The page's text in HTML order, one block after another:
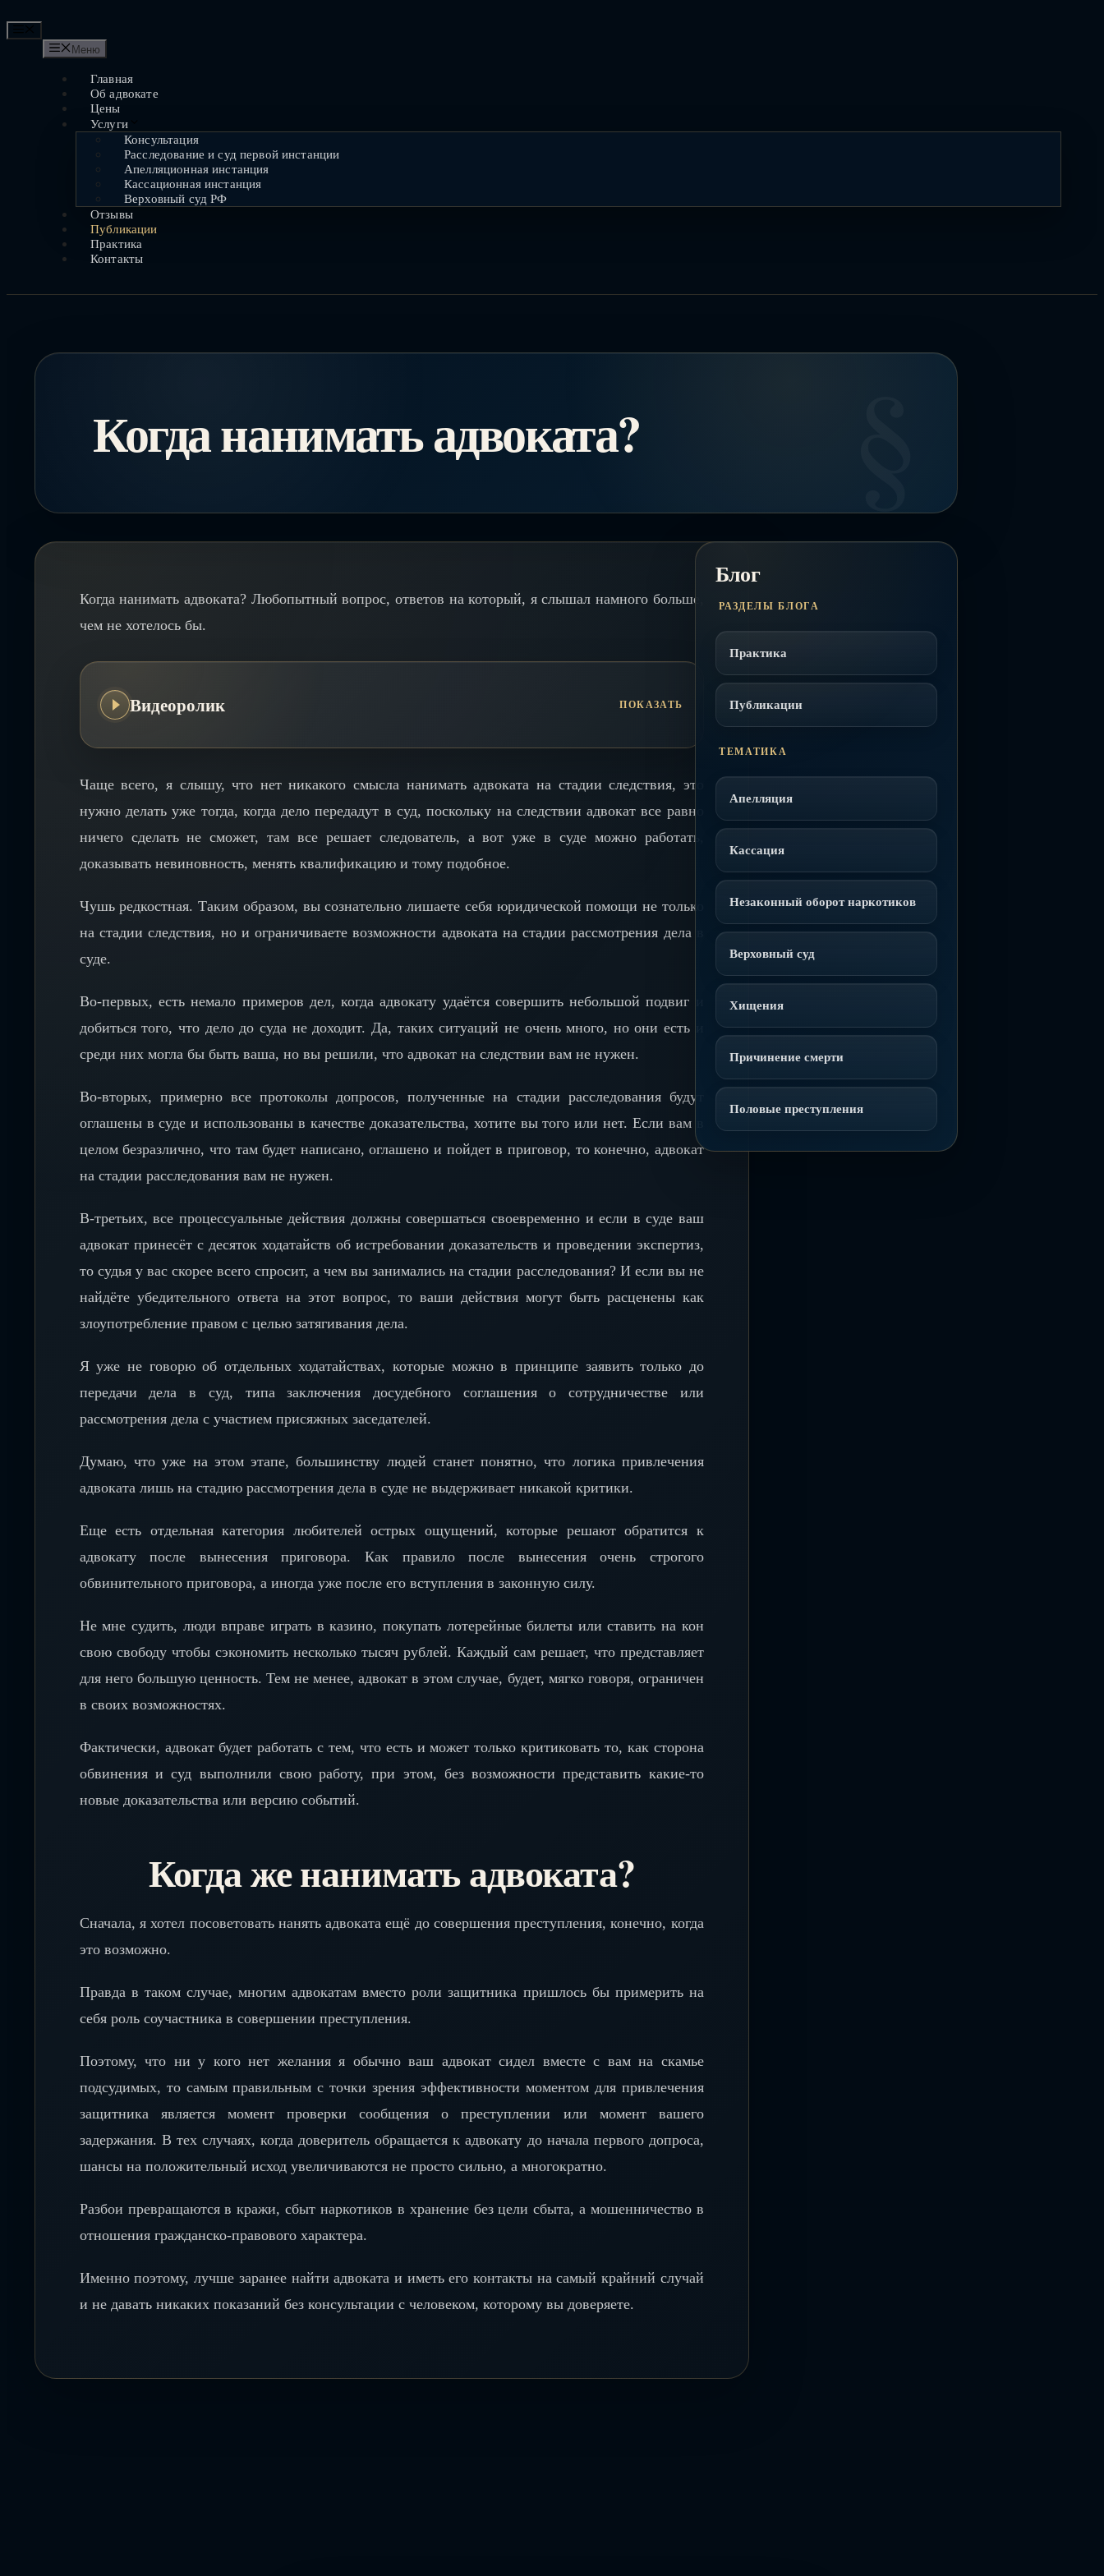
к
содержимому
Меню
Главная
Об адвокате
Цены
Услуги
Консультация
Расследование и суд первой инстанции
Апелляционная инстанция
Кассационная инстанция
Верховный суд РФ
Отзывы
Публикации
Практика
Контакты
Когда нанимать адвоката?
Когда нанимать адвоката? Любопытный вопрос, ответов на который, я слышал намного больше,
чем не хотелось бы.
Видеоролик
Чаще всего, я слышу, что нет никакого смысла нанимать адвоката на стадии следствия, это
нужно делать уже тогда, когда дело передадут в суд, поскольку на следствии адвокат все равно
ничего сделать не сможет, там все решает следователь, а вот уже в суде можно работать,
доказывать невиновность, менять квалификацию и тому подобное.
Чушь редкостная. Таким образом, вы сознательно лишаете себя юридической помощи не только
на стадии следствия, но и ограничиваете возможности адвоката на стадии рассмотрения дела в
суде.
Во-первых, есть немало примеров дел, когда адвокату удаётся совершить небольшой подвиг и
добиться того, что дело до суда не доходит. Да, таких ситуаций не очень много, но они есть и
среди них могла бы быть ваша, но вы решили, что адвокат на следствии вам не нужен.
Во-вторых, примерно все протоколы допросов, полученные на стадии расследования будут
оглашены в суде и использованы в качестве доказательства, хотите вы того или нет. Если вам в
целом безразлично, что там будет написано, оглашено и пойдет в приговор, то конечно, адвокат
на стадии расследования вам не нужен.
В-третьих, все процессуальные действия должны совершаться своевременно и если в суде ваш
адвокат принесёт с десяток ходатайств об истребовании доказательств и проведении экспертиз,
то судья у вас скорее всего спросит, а чем вы занимались на стадии расследования? И если вы не
найдёте убедительного ответа на этот вопрос, то ваши действия могут быть расценены как
злоупотребление правом с целью затягивания дела.
Я уже не говорю об отдельных ходатайствах, которые можно в принципе заявить только до
передачи дела в суд, типа заключения досудебного соглашения о сотрудничестве или
рассмотрения дела с участием присяжных заседателей.
Думаю, что уже на этом этапе, большинству людей станет понятно, что логика привлечения
адвоката лишь на стадию рассмотрения дела в суде не выдерживает никакой критики.
Еще есть отдельная категория любителей острых ощущений, которые решают обратится к
адвокату после вынесения приговора. Как правило после вынесения очень строгого
обвинительного приговора, а иногда уже после его вступления в законную силу.
Не мне судить, люди вправе играть в казино, покупать лотерейные билеты или ставить на кон
свою свободу чтобы сэкономить несколько тысяч рублей. Каждый сам решает, что представляет
для него большую ценность. Тем не менее, адвокат в этом случае, будет, мягко говоря, ограничен
в своих возможностях.
Фактически, адвокат будет работать с тем, что есть и может только критиковать то, как сторона
обвинения и суд выполнили свою работу, при этом, без возможности представить какие-то
новые доказательства или версию событий.
Когда же нанимать адвоката?
Сначала, я хотел посоветовать нанять адвоката ещё до совершения преступления, конечно, когда
это возможно.
Правда в таком случае, многим адвокатам вместо роли защитника пришлось бы примерить на
себя роль соучастника в совершении преступления.
Поэтому, что ни у кого нет желания я обычно ваш адвокат сидел вместе с вам на скамье
подсудимых, то самым правильным с точки зрения эффективности моментом для привлечения
защитника является момент проверки сообщения о преступлении или момент вашего
задержания. В тех случаях, когда доверитель обращается к адвокату до начала первого допроса,
шансы на положительный исход увеличиваются не просто сильно, а многократно.
Разбои превращаются в кражи, сбыт наркотиков в хранение без цели сбыта, а мошенничество в
отношения гражданско-правового характера.
Именно поэтому, лучше заранее найти адвоката и иметь его контакты на самый крайний случай
и не давать никаких показаний без консультации с человеком, которому вы доверяете.
Блог
РАЗДЕЛЫ БЛОГА
Практика
Публикации
ТЕМАТИКА
Апелляция
Кассация
Незаконный оборот наркотиков
Верховный суд
Хищения
Причинение смерти
Половые преступления